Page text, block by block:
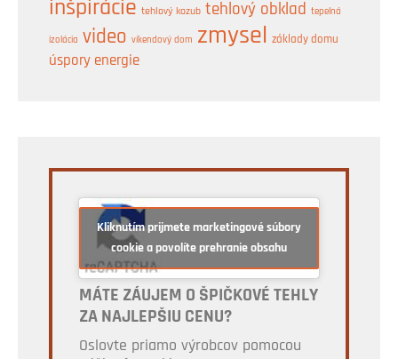
inšpirácie tehlový kozub tehlový obklad tepelná
izolácia video víkendový dom zmysel základy domu
úspory energie
Kliknutím prijmete marketingové súbory
cookie a povolíte prehranie obsahu
MÁTE ZÁUJEM O ŠPIČKOVÉ TEHLY
ZA NAJLEPŠIU CENU?
Oslovte priamo výrobcov pomocou